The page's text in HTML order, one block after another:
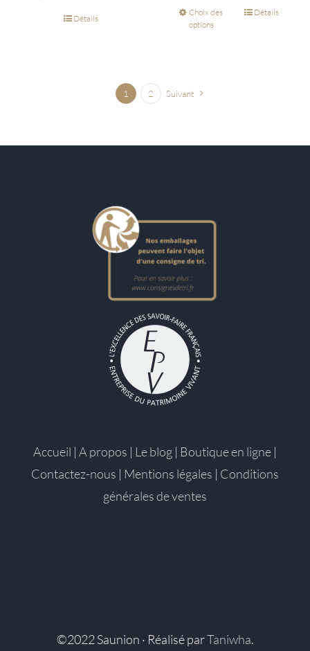
Détails
Choix des
options
Détails
1 2 Suivant
Accueil | A propos | Le blog | Boutique en ligne |
Contactez-nous | Mentions légales | Conditions
générales de ventes
©2022 Saunion · Réalisé parTaniwha.